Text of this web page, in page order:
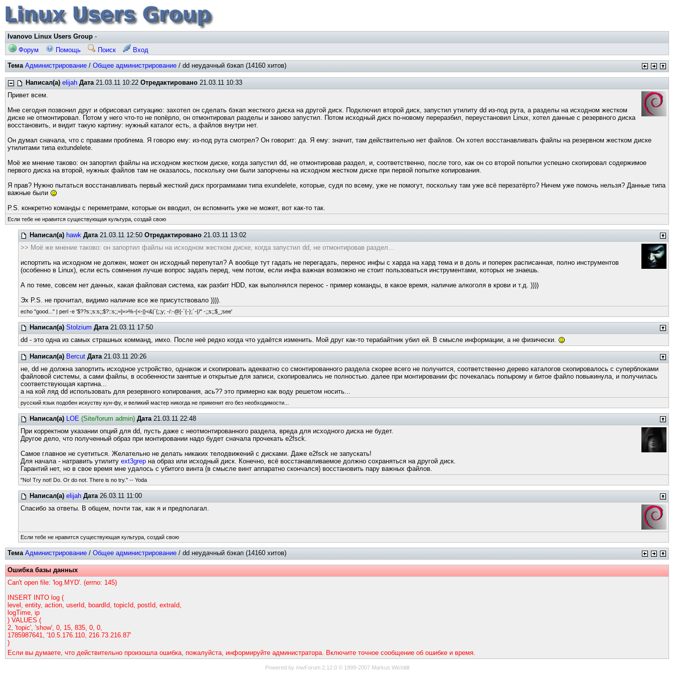
Ivanovo Linux Users Group -
Форум
Помощь Поиск Вход
Тема Администрирование / Общее администрирование / dd неудачный бэкап (14160 хитов)
Написал(а) elijah Дата21.03.11 10:22 Отредактировано 21.03.11 10:33
Привет всем.
Мне сегодня позвонил друг и обрисовал ситуацию: захотел он сделать бэкап жесткого диска на другой диск. Подключил второй диск, запустил утилиту dd из-под рута, а разделы на исходном жестком
диске не отмонтировал. Потом у него что-то не попёрло, он отмонтировал разделы и заново запустил. Потом исходный диск по-новому переразбил, переустановил Linux, хотел данные с резервного диска
восстановить, и видит такую картину: нужный каталог есть, а файлов внутри нет.
Он думал сначала, что с правами проблема. Я говорю ему: из-под рута смотрел? Он говорит: да. Я ему: значит, там действительно нет файлов. Он хотел восстанавливать файлы на резервном жестком диске
утилитами типа extundelete.
Моё же мнение таково: он запортил файлы на исходном жестком диске, когда запустил dd, не отмонтировав раздел, и, соответственно, после того, как он со второй попытки успешно скопировал содержимое
первого диска на второй, нужных файлов там не оказалось, поскольку они были запорчены на исходном жестком диске при первой попытке копирования.
Я прав? Нужно пытаться восстанавливать первый жесткий диск программами типа exundelete, которые, судя по всему, уже не помогут, поскольку там уже всё перезатёрто? Ничем уже помочь нельзя? Данные типа
важные были
P.S. конкретно команды с переметрами, которые он вводил, он вспомнить уже не может, вот как-то так.
Если тебе не нравится существующая культура, создай свою
Написал(а) hawk Дата21.03.11 12:50Отредактировано 21.03.11 13:02
>> Моё же мнение таково: он запортил файлы на исходном жестком диске, когда запустил dd, не отмонтировав раздел...
испортить на исходном не должен, может он исходный перепутал? А вообще тут гадать не перегадать, перенос инфы с харда на хард тема и в доль и поперек расписанная, полно инструментов
(особенно в Linux), если есть сомнения лучше вопрос задать перед, чем потом, если инфа важная возможно не стоит пользоваться инструментами, которых не знаешь.
А по теме, совсем нет данных, какая файловая система, как разбит HDD, как выполнялся перенос - пример команды, в какое время, наличие алкоголя в крови и т.д. ))))
Эх P.S. не прочитал, видимо наличие все же присутствовало )))).
echo "good..." | perl -e '$??s:;s:s;;$?::s;;=]=>%-{<-|}<&|`{;;y; -/:-@[-`{-};`-{/" -;;s;;$_;see'
Написал(а) Stolzium Дата21.03.11 17:50
dd - это одна из самых страшных комманд, имхо. После неё редко когда что удаётся изменить. Мой друг как-то терабайтник убил ей. В смысле информации, а не физически.
Написал(а) Bercut Дата21.03.11 20:26
не, dd не должна запортить исходное устройство, однакож и скопировать адекватно со смонтированного раздела скорее всего не получится, соответственно дерево каталогов скопировалось с суперблоками
файловой системы, а сами файлы, в особенности занятые и открытые для записи, скопировались не полностью. далее при монтировании фс почекалась попырому и битое файло повыкинула, и получилась
соответствующая картина...
а на кой ляд dd использовать для резервного копирования, ась?? это примерно как воду решетом носить...
русский язык подобен искуству кун-фу, и великий мастер никогда не применит его без необходимости...
Написал(а) LOE (Site/forum admin) Дата21.03.11 22:48
При корректном указании опций для dd, пусть даже с неотмонтированного раздела, вреда для исходного диска не будет.
Другое дело, что полученный образ при монтировании надо будет сначала прочекать e2fsck.
Самое главное не суетиться. Желательно не делать никаких телодвижений с дисками. Даже e2fsck не запускать!
Для начала - натравить утилитуext3grep на образ или исходный диск. Конечно, всё восстанавливаемое должно сохраняться на другой диск.
Гарантий нет, но в свое время мне удалось с убитого винта (в смысле винт аппаратно скончался) восстановить пару важных файлов.
"No! Try not! Do. Or do not. There is no try." -- Yoda
Написал(а) elijah Дата26.03.11 11:00
Спасибо за ответы. В общем, почти так, как я и предполагал.
Если тебе не нравится существующая культура, создай свою
Тема Администрирование / Общее администрирование / dd неудачный бэкап (14160 хитов)
Ошибка базы данных
Can't open file: 'log.MYD'. (errno: 145)
INSERT INTO log (
level, entity, action, userId, boardId, topicId, postId, extraId,
logTime, ip
) VALUES (
2, 'topic', 'show', 0, 15, 835, 0, 0,
1785987641, '10.5.176.110, 216.73.216.87'
)
Если вы думаете, что действительно произошла ошибка, пожалуйста, информируйте администратора. Включите точное сообщение об ошибке и время.
Powered by mwForum 2.12.0 © 1999-2007 Markus Wichitill